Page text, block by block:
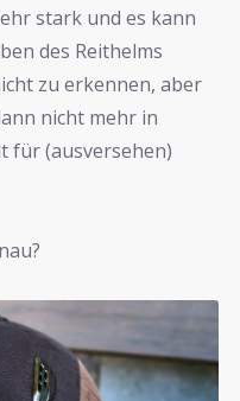
stark und es kann
des Reithelms
zu erkennen, aber
nicht mehr in
für (ausversehen)